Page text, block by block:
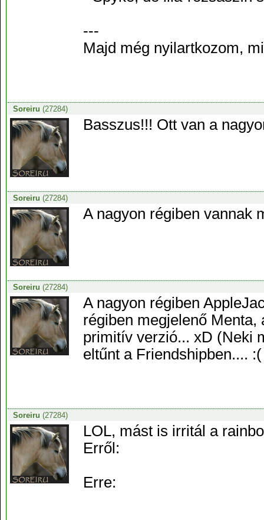
---
Majd még nyilartkozom,
Soreiru (27284)
Basszus!!! Ott van a
Soreiru (27284)
A nagyon régiben vannak
Soreiru (27284)
A nagyon régiben
régiben megjelenő
primitív verzió... xD (Neki
eltűnt a Friendshipben....
Soreiru (27284)
LOL, mást is irritál a
Erről:
Erre: